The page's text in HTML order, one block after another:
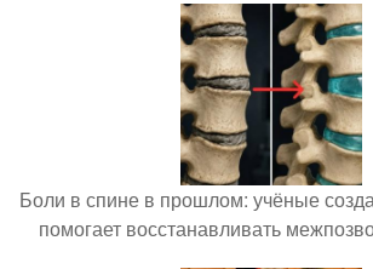
Боли в спине в прошлом: учёные
помогает восстанавливать